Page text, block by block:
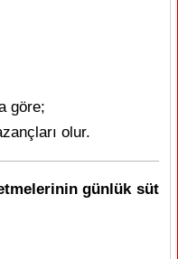
göre;
olur.
günlük süt